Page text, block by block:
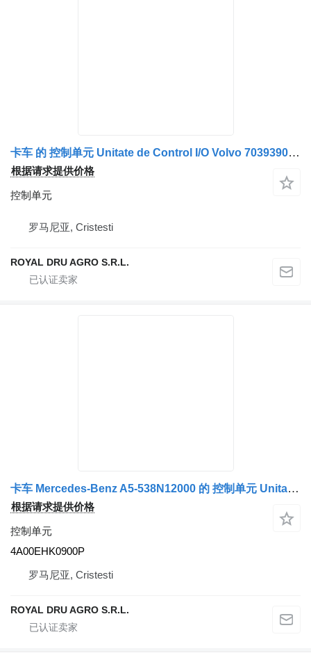
卡车 的 控制单元 Unitate de Control I/O Volvo 70393900-P01
根据请求提供价格
控制单元
罗马尼亚, Cristesti
ROYAL DRU AGRO S.R.L.
卡车 Mercedes-Benz A5-538N12000 的 控制单元 Unitate de Control A9574463610/A9574462310/A9574461310 4A00EHK0900P
根据请求提供价格
控制单元
4A00EHK0900P
罗马尼亚, Cristesti
ROYAL DRU AGRO S.R.L.